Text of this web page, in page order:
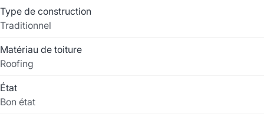
Type de construction
Traditionnel
Matériau de toiture
Roofing
État
Bon état